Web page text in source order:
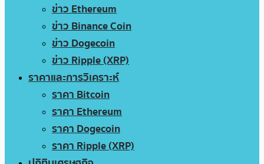
ข่าว Ethereum
ข่าว Binance Coin
ข่าว Dogecoin
ข่าว Ripple (XRP)
ราคาและการวิเคราะห์
ราคา Bitcoin
ราคา Ethereum
ราคา Dogecoin
ราคา Ripple (XRP)